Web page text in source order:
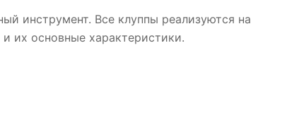
инструмент. Все клуппы реализуются на
их основные характеристики.